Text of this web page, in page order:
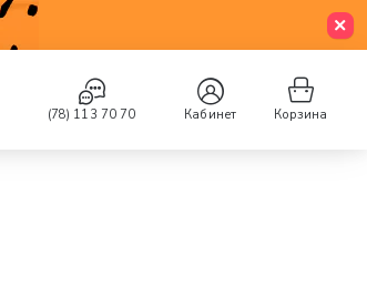
(78) 113 70 70 Кабинет Корзина